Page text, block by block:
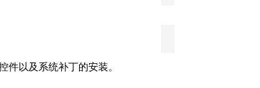
件以及系统补丁的安装。